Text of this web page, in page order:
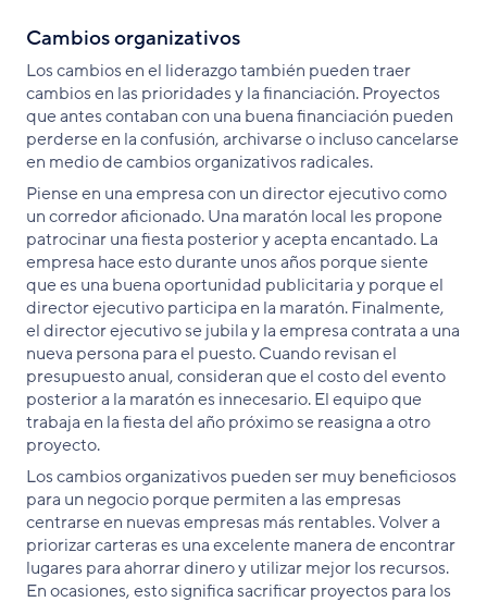
Cambios organizativos
Los cambios en el liderazgo también pueden traer
cambios en las prioridades y la financiación. Proyectos
que antes contaban con una buena financiación pueden
perderse en la confusión, archivarse o incluso cancelarse
en medio de cambios organizativos radicales.
Piense en una empresa con un director ejecutivo como
un corredor aficionado. Una maratón local les propone
patrocinar una fiesta posterior y acepta encantado. La
empresa hace esto durante unos años porque siente
que es una buena oportunidad publicitaria y porque el
director ejecutivo participa en la maratón. Finalmente,
el director ejecutivo se jubila y la empresa contrata a una
nueva persona para el puesto. Cuando revisan el
presupuesto anual, consideran que el costo del evento
posterior a la maratón es innecesario. El equipo que
trabaja en la fiesta del año próximo se reasigna a otro
proyecto.
Los cambios organizativos pueden ser muy beneficiosos
para un negocio porque permiten a las empresas
centrarse en nuevas empresas más rentables. Volver a
priorizar carteras es una excelente manera de encontrar
lugares para ahorrar dinero y utilizar mejor los recursos.
En ocasiones, esto significa sacrificar proyectos para los